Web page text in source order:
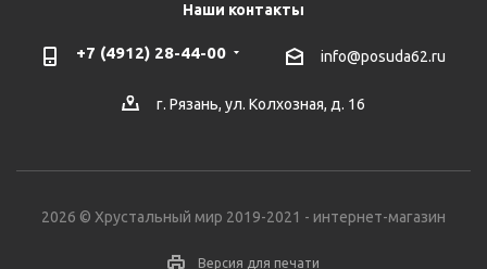
Наши контакты
+7 (4912) 28-44-00 info@posuda62.ru
г. Рязань, ул. Колхозная, д. 16
2026 © Хрустальный мир 2019-2021 - интернет-магазин
Версия для печати